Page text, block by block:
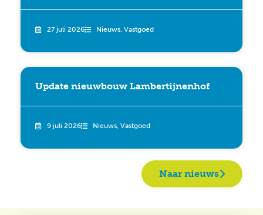
27 juli 2026 Nieuws, Vastgoed
Update nieuwbouw Lambertijnenhof
9 juli 2026 Nieuws, Vastgoed
Naar nieuws